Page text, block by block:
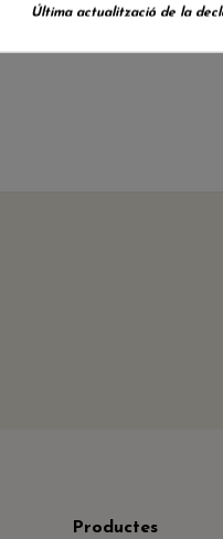
Productes
Última actualització de la